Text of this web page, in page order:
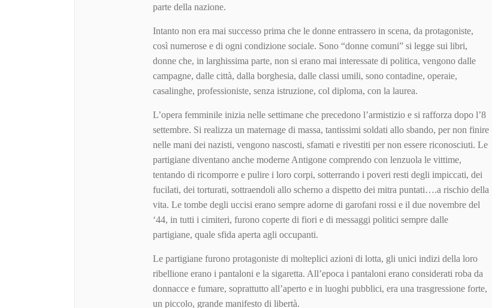
parte della nazione.
Intanto non era mai successo prima che le donne entrassero in scena, da protagoniste,
così numerose e di ogni condizione sociale. Sono “donne comuni” si legge sui libri,
donne che, in larghissima parte, non si erano mai interessate di politica, vengono dalle
campagne, dalle città, dalla borghesia, dalle classi umili, sono contadine, operaie,
casalinghe, professioniste, senza istruzione, col diploma, con la laurea.
L’opera femminile inizia nelle settimane che precedono l’armistizio e si rafforza dopo l’8
settembre. Si realizza un maternage di massa, tantissimi soldati allo sbando, per non finire
nelle mani dei nazisti, vengono nascosti, sfamati e rivestiti per non essere riconosciuti. Le
partigiane diventano anche moderne Antigone comprendo con lenzuola le vittime,
tentando di ricomporre e pulire i loro corpi, sotterrando i poveri resti degli impiccati, dei
fucilati, dei torturati, sottraendoli allo scherno a dispetto dei mitra puntati….a rischio della
vita. Le tombe degli uccisi erano sempre adorne di garofani rossi e il due novembre del
‘44, in tutti i cimiteri, furono coperte di fiori e di messaggi politici sempre dalle
partigiane, quale sfida aperta agli occupanti.
Le partigiane furono protagoniste di molteplici azioni di lotta, gli unici indizi della loro
ribellione erano i pantaloni e la sigaretta. All’epoca i pantaloni erano considerati roba da
donnacce e fumare, soprattutto all’aperto e in luoghi pubblici, era una trasgressione forte,
un piccolo, grande manifesto di libertà.